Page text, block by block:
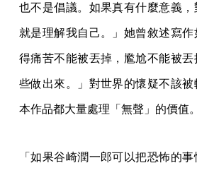
也不是倡議。如果真有什麼意義
就是理解我自己。」她曾敘述寫
得痛苦不能被丟掉，尷尬不能被
些做出來。」對世界的懷疑不該
本作品都大量處理「無聲」的價值。
「如果谷崎潤一郎可以把恐怖的